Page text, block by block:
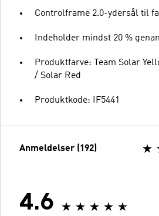
Controlframe 2.0-ydersål til
Indeholder mindst 20 %
Produktfarve: Team Solar
/ Solar Red
Produktkode: IF5441
Anmeldelser (192)
4.6